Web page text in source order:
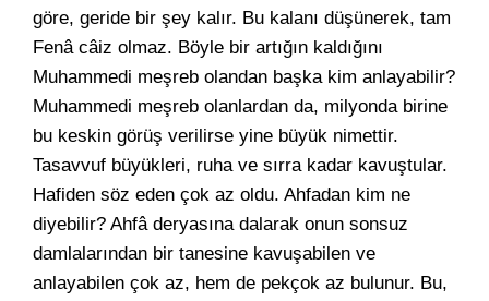
göre, geride bir şey kalır. Bu kalanı düşünerek, tam
Fenâ câiz olmaz. Böyle bir artığın kaldığını
Muhammedi meşreb olandan başka kim anlayabilir?
Muhammedi meşreb olanlardan da, milyonda birine
bu keskin görüş verilirse yine büyük nimettir.
Tasavvuf büyükleri, ruha ve sırra kadar kavuştular.
Hafiden söz eden çok az oldu. Ahfadan kim ne
diyebilir? Ahfâ deryasına dalarak onun sonsuz
damlalarından bir tanesine kavuşabilen ve
anlayabilen çok az, hem de pekçok az bulunur. Bu,